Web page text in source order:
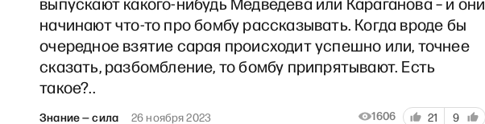
начинают что-то про бомбу рассказывать. Когда вроде бы
очередное взятие сарая происходит успешно или, точнее
сказать, разбомбление, то бомбу припрятывают. Есть
такое?..
Знание — сила 26 ноября 2023 1606 21 9